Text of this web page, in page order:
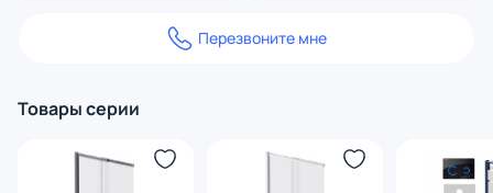
Перезвоните мне
Товары серии